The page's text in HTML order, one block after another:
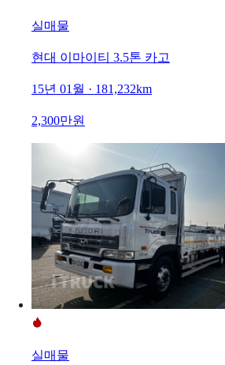
실매물
현대 이마이티 3.5톤 카고
15년 01월 · 181,232km
2,300만원
실매물